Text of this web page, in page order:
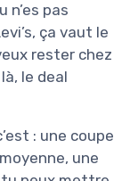
n’es pas
ça vaut le
rester chez
le deal
: une coupe
une